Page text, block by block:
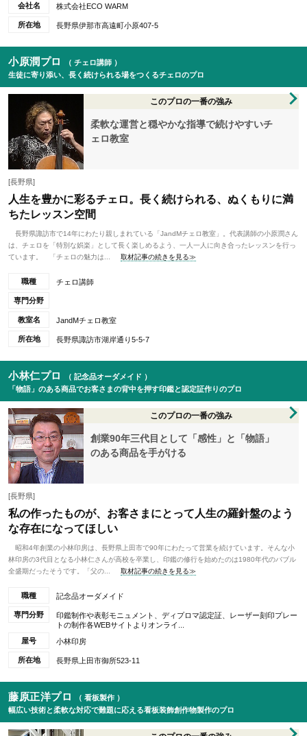
会社名
株式会社ECO WARM
所在地 長野県伊那市高遠町小原407-5
小原潤プロ
（ チェロ講師 ）
生徒に寄り添い、長く続けられる場をつくるチェロのプロ
このプロの一番の強み
柔軟な運営と穏やかな指導で続けやすいチ
ェロ教室
[長野県]
人生を豊かに彩るチェロ。長く続けられる、ぬくもりに満
ちたレッスン空間
長野県諏訪市で14年にわたり親しまれている「JandMチェロ教室」。代表講師の小原潤さん
は、チェロを「特別な娯楽」として長く楽しめるよう、一人一人に向き合ったレッスンを行っ
ています。 「チェロの魅力は...
取材記事の続きを見る≫
職種 チェロ講師
専門分野
教室名 JandMチェロ教室
所在地 長野県諏訪市湖岸通り5-5-7
小林仁プロ
（ 記念品オーダメイド ）
「物語」のある商品でお客さまの背中を押す印鑑と認定証作りのプロ
このプロの一番の強み
創業90年三代目として「感性」と「物語」
のある商品を手がける
[長野県]
私の作ったものが、お客さまにとって人生の羅針盤のよう
な存在になってほしい
昭和4年創業の小林印房は、長野県上田市で90年にわたって営業を続けています。そんな小
林印房の3代目となる小林仁さんが高校を卒業し、印鑑の修行を始めたのは1980年代のバブル
全盛期だったそうです。「父の...
取材記事の続きを見る≫
職種 記念品オーダメイド
専門分野
印鑑制作や表彰モニュメント、ディプロマ認定証、レーザー刻印プレー
トの制作各WEBサイトよりオンライ...
屋号
小林印房
所在地 長野県上田市御所523-11
藤原正洋プロ
（ 看板製作 ）
幅広い技術と柔軟な対応で難題に応える看板装飾創作物製作のプロ